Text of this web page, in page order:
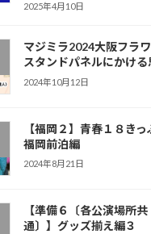
2025年4月10日
マジミラ2024大阪フラ
スタンドパネルにかける
2024年10月12日
【福岡２】青春１８きっ
福岡前泊編
2024年8月21日
【準備６〔各公演場所共
通〕】グッズ揃え編３